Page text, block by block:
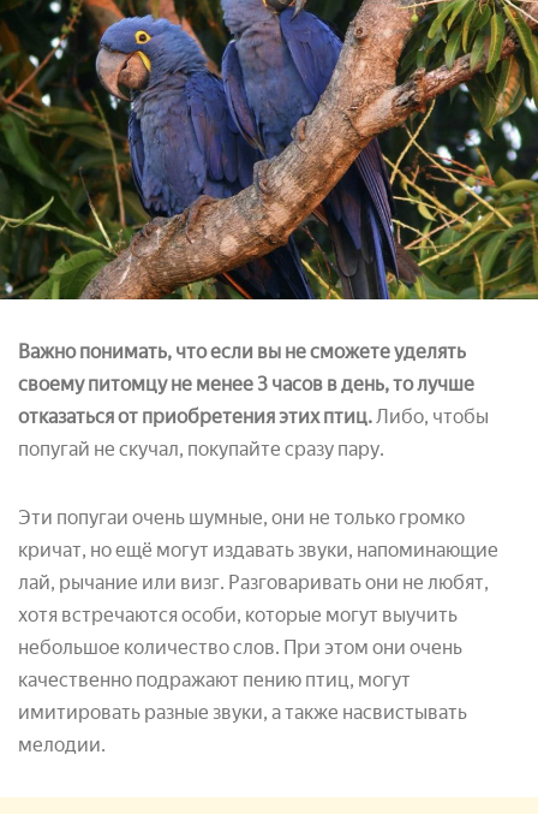
Важно понимать, что если вы не сможете уделять
своему питомцу не менее 3 часов в день, то лучше
отказаться от приобретения этих птиц.Либо, чтобы
попугай не скучал, покупайте сразу пару.
Эти попугаи очень шумные, они не только громко
кричат, но ещё могут издавать звуки, напоминающие
лай, рычание или визг. Разговаривать они не любят,
хотя встречаются особи, которые могут выучить
небольшое количество слов. При этом они очень
качественно подражают пению птиц, могут
имитировать разные звуки, а также насвистывать
мелодии.